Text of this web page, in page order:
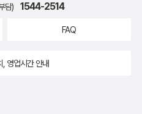
담) 1544-2514
FAQ
, 영업시간 안내